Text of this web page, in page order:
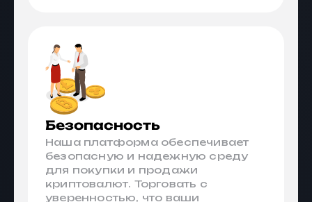
Безопасность
Наша платформа обеспечивает
безопасную и надежную среду
для покупки и продажи
криптовалют. Торговать с
уверенностью, что ваши